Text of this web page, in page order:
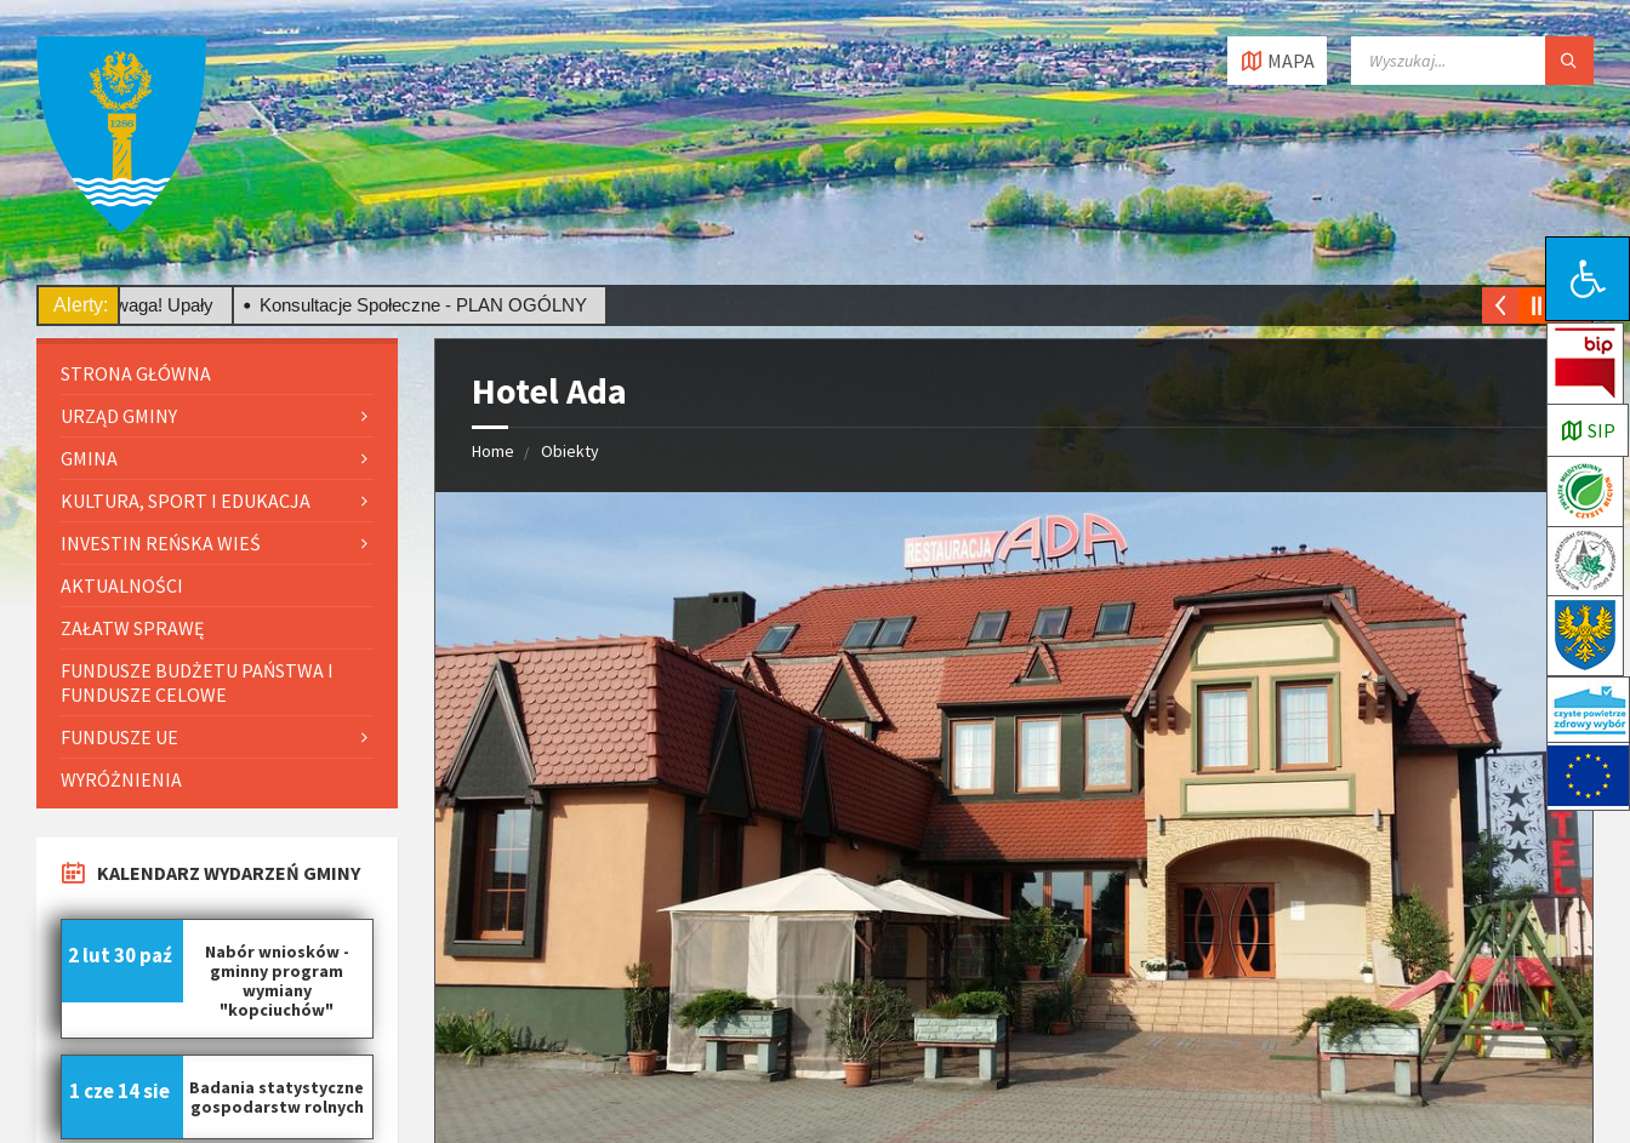
Open toolbar
SIP
MAPA
Alerty:
Uwaga! Upały Konsultacje Społeczne - PLAN OGÓLNY
Hotel Ada
Home Obiekty
STRONA GŁÓWNA
URZĄD GMINY
GMINA
KULTURA, SPORT I EDUKACJA
INVESTIN REŃSKA WIEŚ
AKTUALNOŚCI
ZAŁATW SPRAWĘ
FUNDUSZE BUDŻETU PAŃSTWA I
FUNDUSZE CELOWE
FUNDUSZE UE
WYRÓŻNIENIA
KALENDARZ WYDARZEŃ GMINY
Nabór wniosków -
gminny program
wymiany
"kopciuchów"
2 lut30 paź
Badania statystyczne
gospodarstw rolnych
1 cze14 sie